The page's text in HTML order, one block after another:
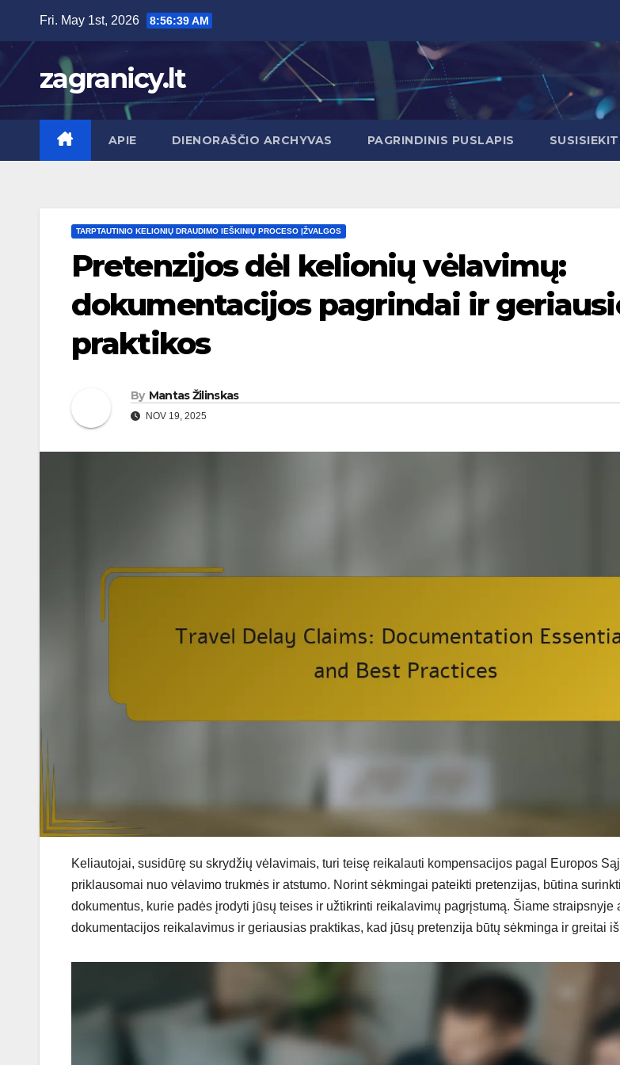
content
Fri. May 1st, 2026 8:56:40 AM
zagranicy.lt
APIE DIENORAŠČIO ARCHYVAS PAGRINDINIS PUSLAPIS
TARPTAUTINIO KELIONIŲ DRAUDIMO IEŠKINIŲ PROCESO ĮŽVALGOS
Pretenzijos dėl kelionių vėlavimų:
dokumentacijos pagrindai ir
praktikos
By Mantas Žilinskas
NOV 19, 2025
Keliautojai, susidūrę su skrydžių vėlavimais, turi teisę reikalauti kompensacijos pagal Europos
priklausomai nuo vėlavimo trukmės ir atstumo. Norint sėkmingai pateikti pretenzijas, būtina
dokumentus, kurie padės įrodyti jūsų teises ir užtikrinti reikalavimų pagrįstumą. Šiame straipsnyje
dokumentacijos reikalavimus ir geriausias praktikas, kad jūsų pretenzija būtų sėkminga ir greitai